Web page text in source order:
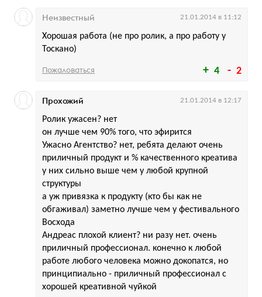
4 2
Хорошая работа (не про ролик, а про работу у
Тоскано)
Неизвестный 21.01.2014 в 11:12
Пожаловаться
Ролик ужасен? нет
он лучше чем 90% того, что эфирится
Ужасно Агентство? нет, ребята делают очень
приличный продукт и % качественного креатива
у них сильно выше чем у любой крупной
структуры
а уж привязка к продукту (кто бы как не
обгаживал) заметно лучше чем у фестивального
Восхода
Андреас плохой клиент? ни разу нет. очень
приличный профессионал. конечно к любой
работе любого человека можно докопатся, но
принципиально - приличный профессионал с
хорошей креативной чуйкой
Прохожий 21.01.2014 в 12:17